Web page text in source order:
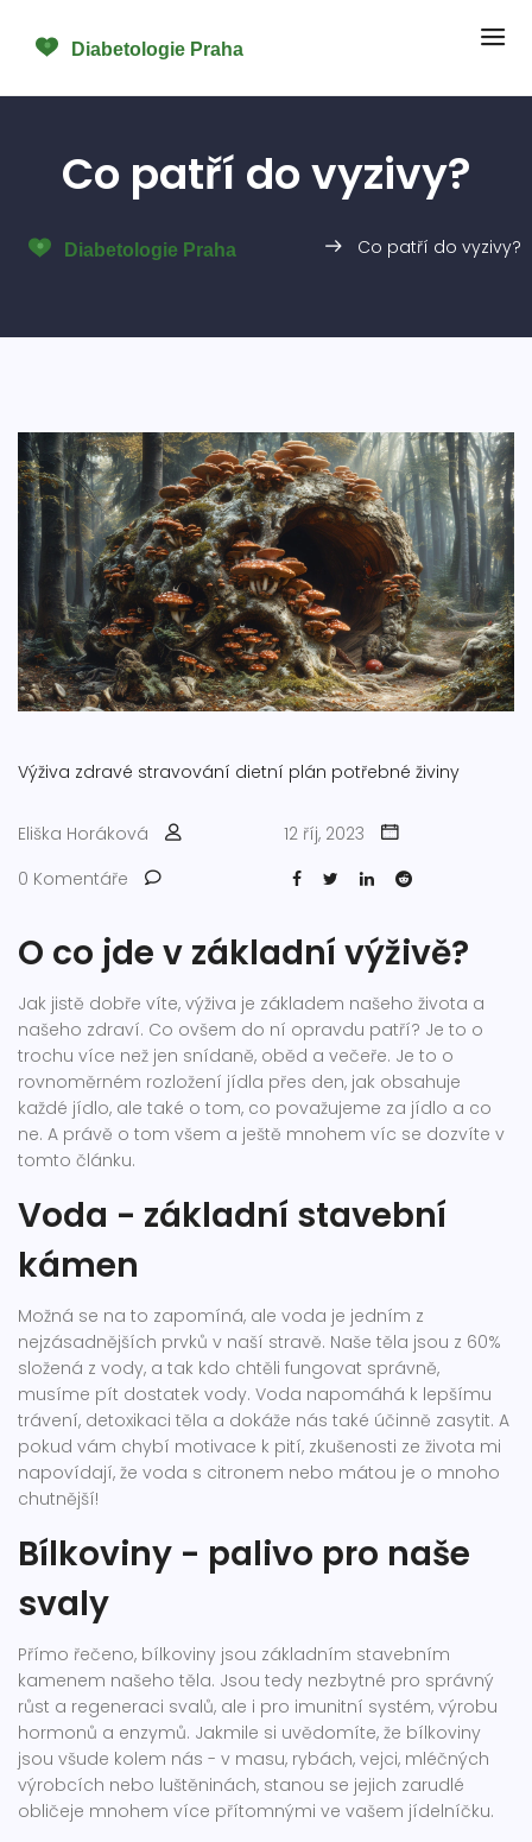
Co patří do vyzivy?
Co patří do vyzivy?
Výživa zdravé stravování dietní plán potřebné živiny
Eliška Horáková
12 říj, 2023
0 Komentáře
O co jde v základní výživě?
Jak jistě dobře víte, výživa je základem našeho života a
našeho zdraví. Co ovšem do ní opravdu patří? Je to o
trochu více než jen snídaně, oběd a večeře. Je to o
rovnoměrném rozložení jídla přes den, jak obsahuje
každé jídlo, ale také o tom, co považujeme za jídlo a co
ne. A právě o tom všem a ještě mnohem víc se dozvíte v
tomto článku.
Voda - základní stavební
kámen
Možná se na to zapomíná, ale voda je jedním z
nejzásadnějších prvků v naší stravě. Naše těla jsou z 60%
složená z vody, a tak kdo chtěli fungovat správně,
musíme pít dostatek vody. Voda napomáhá k lepšímu
trávení, detoxikaci těla a dokáže nás také účinně zasytit. A
pokud vám chybí motivace k pití, zkušenosti ze života mi
napovídají, že voda s citronem nebo mátou je o mnoho
chutnější!
Bílkoviny - palivo pro naše
svaly
Přímo řečeno, bílkoviny jsou základním stavebním
kamenem našeho těla. Jsou tedy nezbytné pro správný
růst a regeneraci svalů, ale i pro imunitní systém, výrobu
hormonů a enzymů. Jakmile si uvědomíte, že bílkoviny
jsou všude kolem nás - v masu, rybách, vejci, mléčných
výrobcích nebo luštěninách, stanou se jejich zarudlé
obličeje mnohem více přítomnými ve vašem jídelníčku.